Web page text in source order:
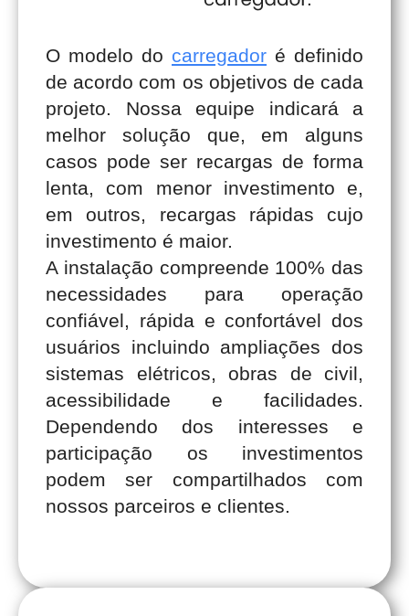
O modelo do carregador é definido
de acordo com os objetivos de cada
projeto. Nossa equipe indicará a
melhor solução que, em alguns
casos pode ser recargas de forma
lenta, com menor investimento e,
em outros, recargas rápidas cujo
investimento é maior.
A instalação compreende 100% das
necessidades para operação
confiável, rápida e confortável dos
usuários incluindo ampliações dos
sistemas elétricos, obras de civil,
acessibilidade e facilidades.
Dependendo dos interesses e
participação os investimentos
podem ser compartilhados com
nossos parceiros e clientes.